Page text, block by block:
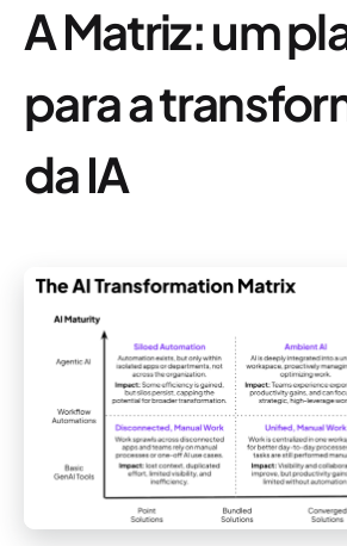
A Matriz: um
para a
da IA